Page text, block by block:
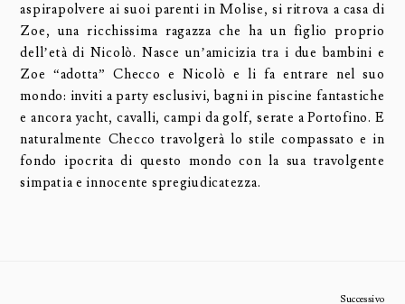
aspirapolvere ai suoi parenti in Molise, si ritrova a casa di
Zoe, una ricchissima ragazza che ha un figlio proprio
dell’età di Nicolò. Nasce un’amicizia tra i due bambini e
Zoe “adotta” Checco e Nicolò e li fa entrare nel suo
mondo: inviti a party esclusivi, bagni in piscine fantastiche
e ancora yacht, cavalli, campi da golf, serate a Portofino. E
naturalmente Checco travolgerà lo stile compassato e in
fondo ipocrita di questo mondo con la sua travolgente
simpatia e innocente spregiudicatezza.